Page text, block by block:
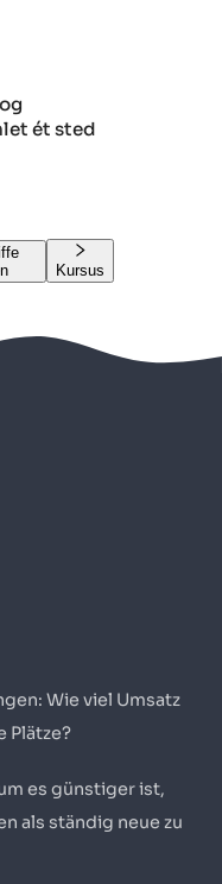
ét sted
Kursus
Wie viel Umsatz
Plätze?
es günstiger ist,
als ständig neue zu